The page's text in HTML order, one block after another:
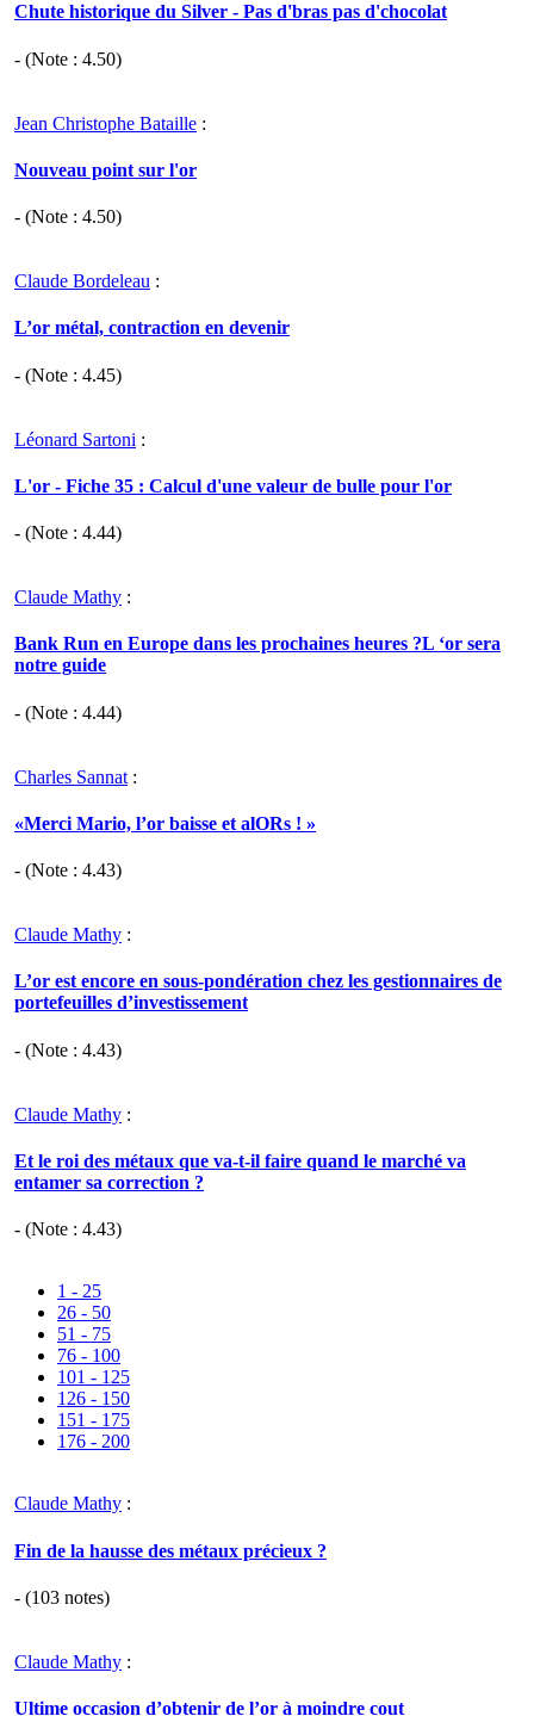
Chute historique du Silver - Pas d'bras pas d'chocolat
- (Note : 4.50)
Jean Christophe Bataille :
Nouveau point sur l'or
- (Note : 4.50)
Claude Bordeleau :
L’or métal, contraction en devenir
- (Note : 4.45)
Léonard Sartoni :
L'or - Fiche 35 : Calcul d'une valeur de bulle pour l'or
- (Note : 4.44)
Claude Mathy :
Bank Run en Europe dans les prochaines heures ?L ‘or sera
notre guide
- (Note : 4.44)
Charles Sannat :
«Merci Mario, l’or baisse et alORs ! »
- (Note : 4.43)
Claude Mathy :
L’or est encore en sous-pondération chez les gestionnaires de
portefeuilles d’investissement
- (Note : 4.43)
Claude Mathy :
Et le roi des métaux que va-t-il faire quand le marché va
entamer sa correction ?
- (Note : 4.43)
1 - 25
26 - 50
51 - 75
76 - 100
101 - 125
126 - 150
151 - 175
176 - 200
Claude Mathy :
Fin de la hausse des métaux précieux ?
- (103 notes)
Claude Mathy :
Ultime occasion d’obtenir de l’or à moindre cout